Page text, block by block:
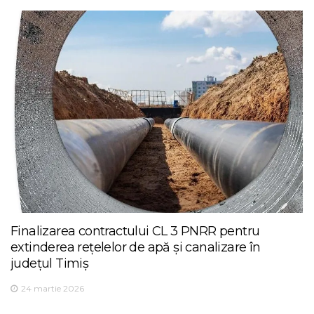
Finalizarea contractului CL 3 PNRR pentru
extinderea rețelelor de apă și canalizare în
județul Timiș
24 martie 2026